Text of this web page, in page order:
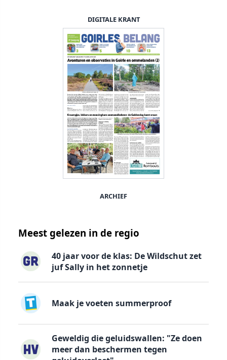
DIGITALE KRANT
ARCHIEF
Meest gelezen in de regio
40 jaar voor de klas: De Wildschut zet
juf Sally in het zonnetje
Maak je voeten summerproof
Geweldig die geluidswallen: "Ze doen
meer dan beschermen tegen